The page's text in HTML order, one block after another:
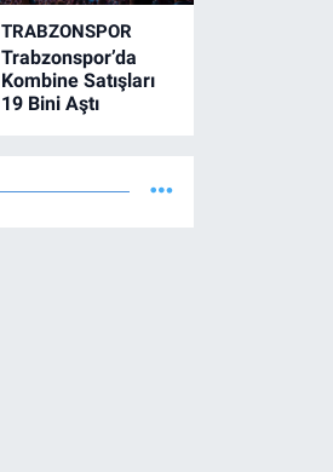
TRABZONSPOR
Trabzonspor’da
Kombine Satışları
19 Bini Aştı